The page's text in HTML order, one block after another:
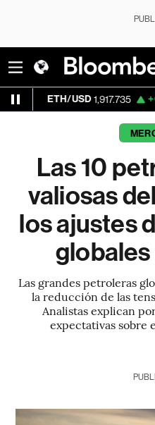
1,917.735 +0.62% Visa
Las 10
valiosas
los ajustes
Las grandes petroleras
la reducción de las
Analistas explican
expectativas sobre